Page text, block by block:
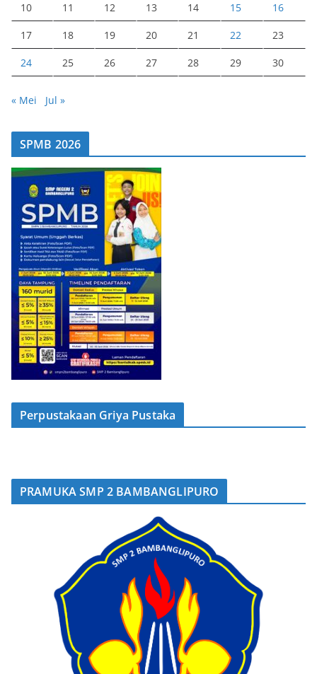
10 11 12 13 14 15 16
17 18 19 20 21 22 23
24 25 26 27 28 29 30
« Mei Jul »
SPMB 2026
Perpustakaan Griya Pustaka
PRAMUKA SMP 2 BAMBANGLIPURO